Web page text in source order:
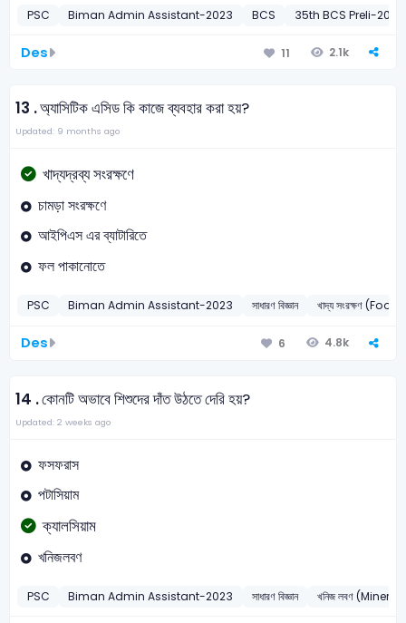
PSC Biman Admin Assistant-2023 BCS 35th BCS Preli-2015
Des 11 2.1k
13 .অ্যাসিটিক এসিড কি কাজে ব্যবহার করা হয়?
Updated: 9 months ago
খাদ্যদ্রব্য সংরক্ষণে
চামড়া সংরক্ষণে
আইপিএস এর ব্যাটারিতে
ফল পাকানোতে
PSC Biman Admin Assistant-2023 সাধারণ বিজ্ঞান খাদ্য সংরক্ষণ
Des 6 4.8k
14 .কোনটি অভাবে শিশুদের দাঁত উঠতে দেরি হয়?
Updated: 2 weeks ago
ফসফরাস
পটাসিয়াম
ক্যালসিয়াম
খনিজলবণ
PSC Biman Admin Assistant-2023 সাধারণ বিজ্ঞান খনিজ লবণ